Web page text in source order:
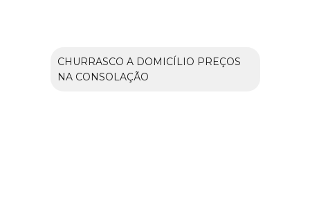
CHURRASCO A DOMICÍLIO PREÇOS
NA CONSOLAÇÃO